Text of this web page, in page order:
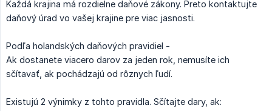
Každá krajina má rozdielne daňové zákony. Preto kontaktujte
daňový úrad vo vašej krajine pre viac jasnosti.
Podľa holandských daňových pravidiel -
Ak dostanete viacero darov za jeden rok, nemusíte ich
sčítavať, ak pochádzajú od rôznych ľudí.
Existujú 2 výnimky z tohto pravidla. Sčítajte dary, ak: